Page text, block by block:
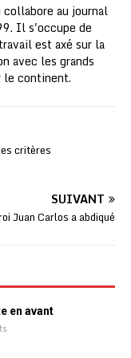
au journal
Il s'occupe de
est axé sur la
avec les grands
le continent.
critères
SUIVANT
Juan Carlos a abdiqué
en avant